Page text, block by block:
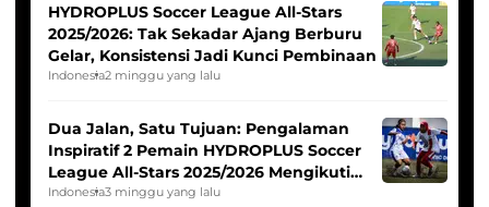
HYDROPLUS Soccer League All-Stars
2025/2026: Tak Sekadar Ajang Berburu
Gelar, Konsistensi Jadi Kunci Pembinaan
Indonesia2 minggu yang lalu
Dua Jalan, Satu Tujuan: Pengalaman
Inspiratif 2 Pemain HYDROPLUS Soccer
League All-Stars 2025/2026 Mengikuti
Seleksi Timnas Indonesia Putri
Indonesia3 minggu yang lalu